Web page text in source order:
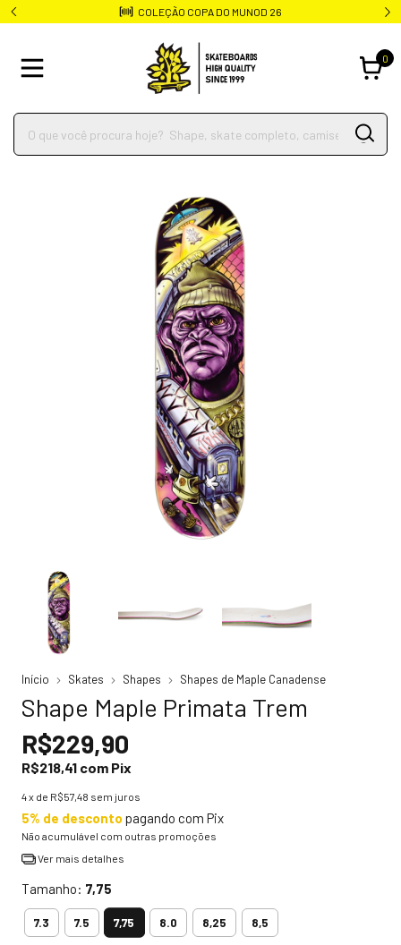
Frete rápido para todo o Brasil
0
Início Skates Shapes Shapes de Maple Canadense
Shape Maple Primata Trem
R$229,90
R$218,41 com Pix
4x de R$57,48 sem juros
5% de desconto pagando com Pix
Não acumulável com outras promoções
Ver mais detalhes
Tamanho: 7,75
7.3 7.5 7,75 8.0 8,25 8,5